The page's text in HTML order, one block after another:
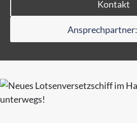
Kontakt